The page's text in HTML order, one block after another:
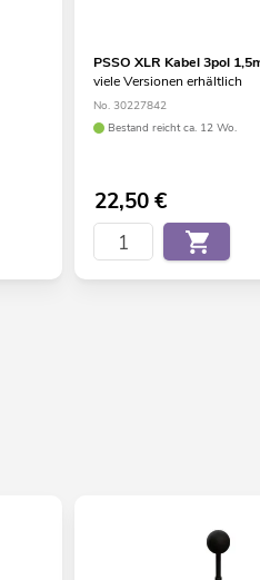
PSSO XLR Kabel 3pol
viele Versionen erhältlich
No. 30227842
Bestand reicht ca. 12 Wo.
22,50€